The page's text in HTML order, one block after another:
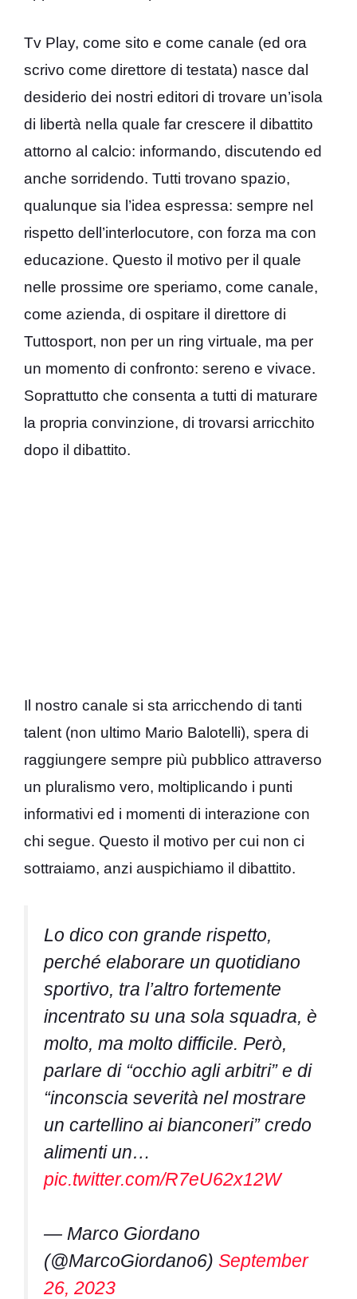
Tv Play, come sito e come canale (ed ora
scrivo come direttore di testata) nasce dal
desiderio dei nostri editori di trovare un’isola
di libertà nella quale far crescere il dibattito
attorno al calcio: informando, discutendo ed
anche sorridendo. Tutti trovano spazio,
qualunque sia l’idea espressa: sempre nel
rispetto dell’interlocutore, con forza ma con
educazione. Questo il motivo per il quale
nelle prossime ore speriamo, come canale,
come azienda, di ospitare il direttore di
Tuttosport, non per un ring virtuale, ma per
un momento di confronto: sereno e vivace.
Soprattutto che consenta a tutti di maturare
la propria convinzione, di trovarsi arricchito
dopo il dibattito.
Il nostro canale si sta arricchendo di tanti
talent (non ultimo Mario Balotelli), spera di
raggiungere sempre più pubblico attraverso
un pluralismo vero, moltiplicando i punti
informativi ed i momenti di interazione con
chi segue. Questo il motivo per cui non ci
sottraiamo, anzi auspichiamo il dibattito.
Lo dico con grande rispetto,
perché elaborare un quotidiano
sportivo, tra l’altro fortemente
incentrato su una sola squadra, è
molto, ma molto difficile. Però,
parlare di “occhio agli arbitri” e di
“inconscia severità nel mostrare
un cartellino ai bianconeri” credo
alimenti un…
pic.twitter.com/R7eU62x12W
— Marco Giordano
(@MarcoGiordano6) September
26, 2023